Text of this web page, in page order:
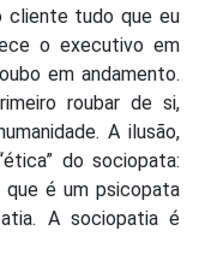
cliente tudo que eu
o executivo em
em andamento.
roubar de si,
A ilusão,
do sociopata:
é um psicopata
A sociopatia é